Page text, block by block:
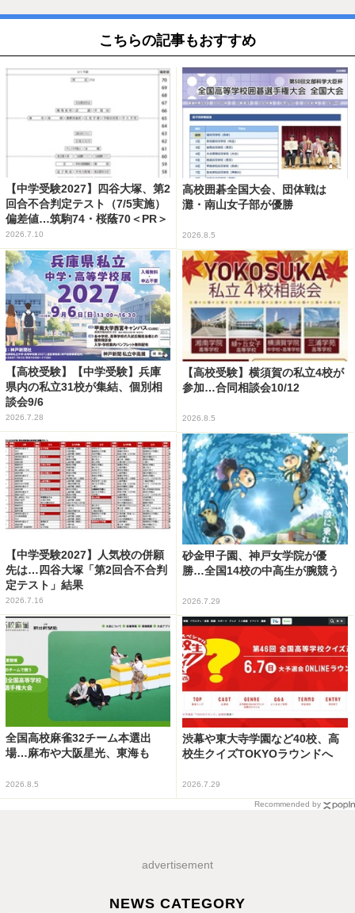
こちらの記事もおすすめ
【中学受験2027】四谷大塚、第2
回合不合判定テスト（7/5実施）
偏差値…筑駒74・桜蔭70＜PR＞
2026.7.10
高校囲碁全国大会、団体戦は
灘・南山女子部が優勝
2026.8.5
【高校受験】【中学受験】兵庫
県内の私立31校が集結、個別相
談会9/6
2026.7.28
【高校受験】横須賀の私立4校が
参加…合同相談会10/12
2026.8.5
【中学受験2027】人気校の併願
先は…四谷大塚「第2回合不合判
定テスト」結果
2026.7.16
砂金甲子園、神戸女学院が優
勝…全国14校の中高生が腕競う
2026.7.29
全国高校麻雀32チーム本選出
場…麻布や大阪星光、東海も
2026.8.5
渋幕や東大寺学園など40校、高
校生クイズTOKYOラウンドへ
2026.7.29
Recommended by
advertisement
NEWS CATEGORY